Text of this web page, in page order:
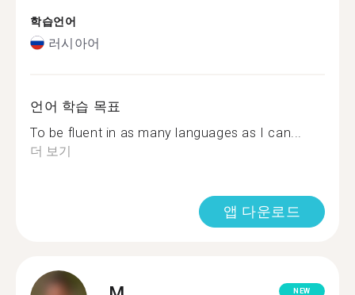
학습언어
러시아어
언어 학습 목표
To be fluent in as many languages as I can...
더 보기
앱 다운로드
NEW